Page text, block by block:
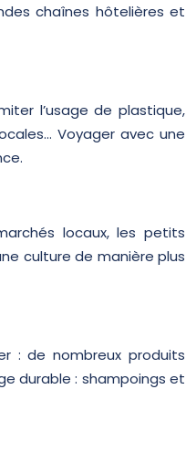
chaînes hôtelières et
l’usage de plastique,
Voyager avec une
locaux, les petits
culture de manière plus
: de nombreux produits
durable : shampoings et